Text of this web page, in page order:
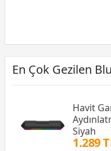
En Çok Gezilen
Havit
Siyah
1.289